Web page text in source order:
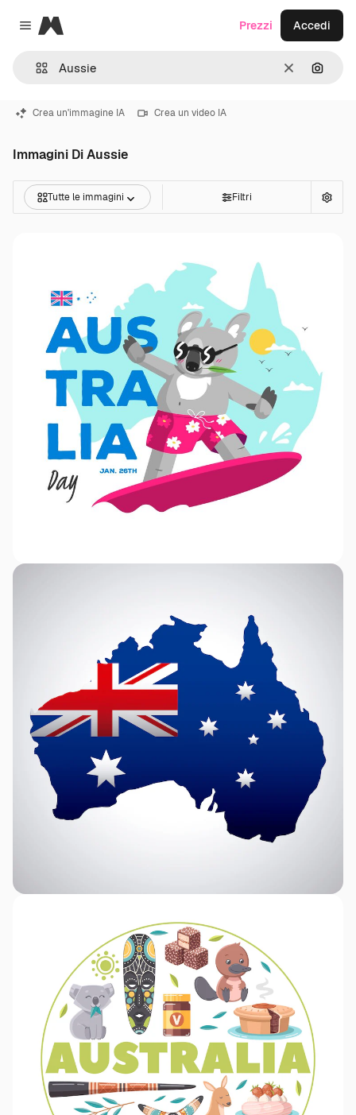
Close menu
Magnific
CancellaCerca
Prezzi Accedi
Crea un'immagine IA Crea un video IA
Immagini Di Aussie
Tutte le immagini Filtri